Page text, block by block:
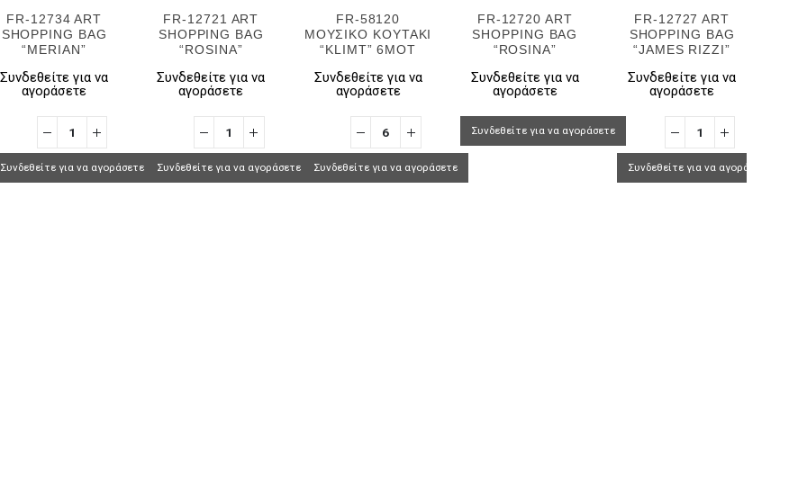
FR-12734 ART
SHOPPING BAG
“MERIAN”
Συνδεθείτε για να
αγοράσετε
Συνδεθείτε για να αγοράσετε
FR-12721 ART
SHOPPING BAG
“ROSINA”
Συνδεθείτε για να
αγοράσετε
Συνδεθείτε για να αγοράσετε
FR-58120
ΜΟΥΣΙΚΟ ΚΟΥΤΑΚΙ
“KLIMT” 6MOT
Συνδεθείτε για να
αγοράσετε
Συνδεθείτε για να αγοράσετε
FR-12720 ART
SHOPPING BAG
“ROSINA”
Συνδεθείτε για να
αγοράσετε
Συνδεθείτε για να αγοράσετε
FR-12727 ART
SHOPPING BAG
“JAMES RIZZI”
Συνδεθείτε για να
αγοράσετε
Συνδεθείτε για να αγοράσετε